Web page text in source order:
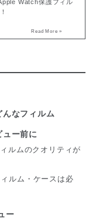
Watch保護フィル
なフィルム
ー前に
ルムのクオリティが
ルム・ケースは必
ー